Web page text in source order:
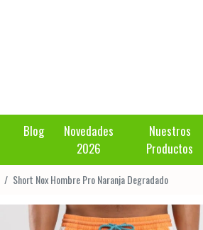
Blog
Novedades
2026
Nuestros
Productos
Short Nox Hombre Pro Naranja Degradado